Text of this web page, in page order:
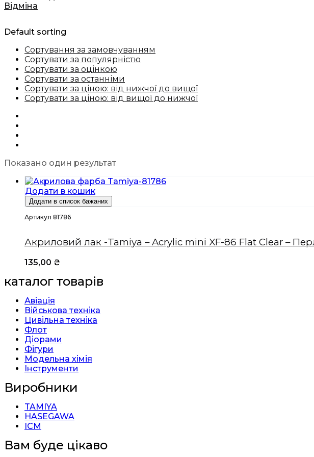
Відміна
Default sorting
Сортування за замовчуванням
Сортувати за популярністю
Сортувати за оцінкою
Сортувати за останніми
Сортувати за ціною: від нижчої до вищої
Сортувати за ціною: від вищої до нижчої
Показано один результат
Додати в кошик
Додати в список бажаних
Артикул 81786
Акриловий лак -Tamiya – Acrylic mini XF-86 Flat Clear –
135,00 ₴
каталог товарів
Авіація
Військова техніка
Цивільна техніка
Флот
Діорами
Фігури
Модельна хімія
Інструменти
Виробники
TAMIYA
HASEGAWA
ICM
Вам буде цікаво